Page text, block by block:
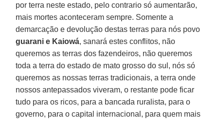
por terra neste estado, pelo contrario só aumentarão,
mais mortes aconteceram sempre. Somente a
demarcação e devolução destas terras para nós povo
guarani e Kaiowá, sanará estes conflitos, não
queremos as terras dos fazendeiros, não queremos
toda a terra do estado de mato grosso do sul, nós só
queremos as nossas terras tradicionais, a terra onde
nossos antepassados viveram, o restante pode ficar
tudo para os ricos, para a bancada ruralista, para o
governo, para o capital internacional, para quem mais